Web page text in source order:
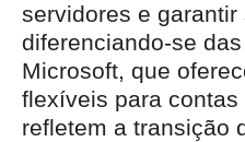
servidores e garantir
diferenciando-se
Microsoft, que
flexíveis para
refletem a transição